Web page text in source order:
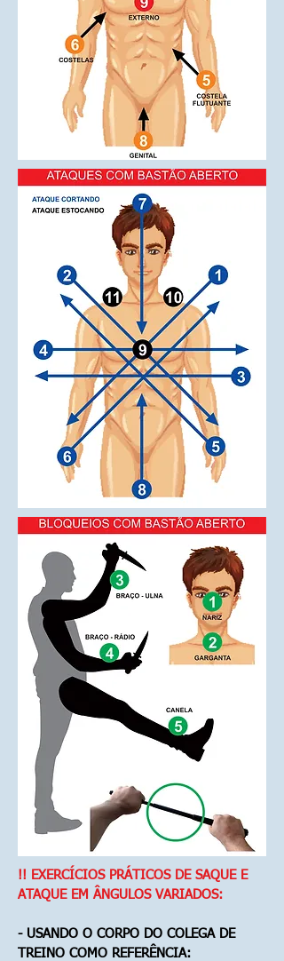
!! EXERCÍCIOS PRÁTICOS DE SAQUE E
ATAQUE EM ÂNGULOS VARIADOS:
- USANDO O CORPO DO COLEGA DE
TREINO COMO REFERÊNCIA: